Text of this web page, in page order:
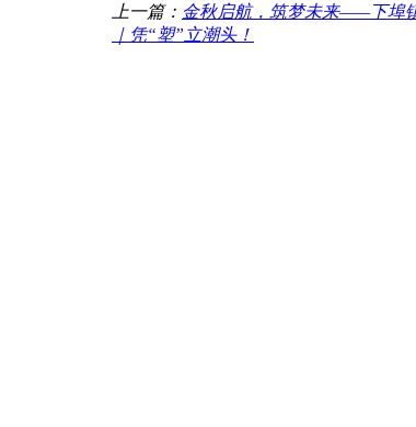
上一篇： 金秋启航，筑梦未来——下埠
｜凭“塑”立潮头！